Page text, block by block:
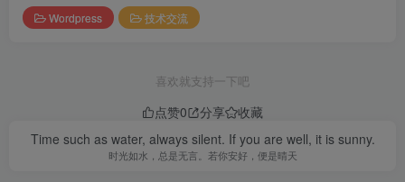
Wordpress 技术交流
喜欢就支持一下吧
点赞0 分享
收藏
Time such as water, always silent. If you are well, it is sunny.
时光如水，总是无言。若你安好，便是晴天